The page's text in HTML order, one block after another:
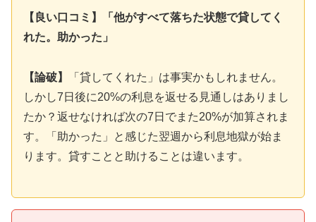
【良い口コミ】「他がすべて落ちた状態で貸してく
れた。助かった」
【論破】
「貸してくれた」は事実かもしれません。
しかし7日後に20%の利息を返せる見通しはありまし
たか？返せなければ次の7日でまた20%が加算されま
す。「助かった」と感じた翌週から利息地獄が始ま
ります。貸すことと助けることは違います。